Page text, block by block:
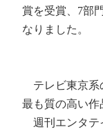
賞を受賞、7部
なりました。
テレビ東京系
最も質の高い作
週刊エンタテ